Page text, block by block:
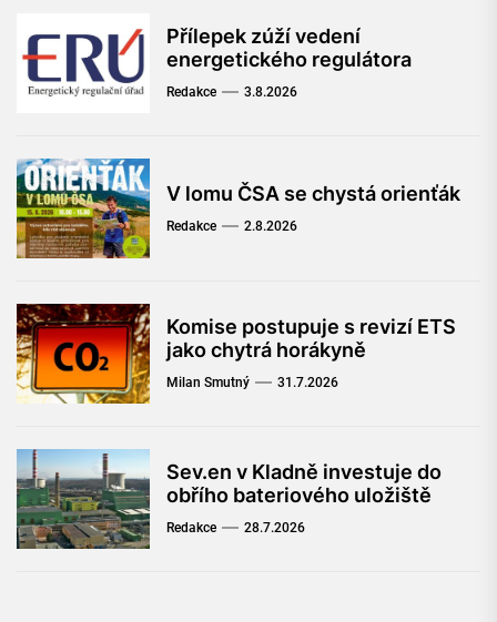
Přílepek zúží vedení
energetického regulátora
Redakce 3.8.2026
V lomu ČSA se chystá orienťák
Redakce 2.8.2026
Komise postupuje s revizí ETS
jako chytrá horákyně
Milan Smutný 31.7.2026
Sev.en v Kladně investuje do
obřího bateriového uložiště
Redakce 28.7.2026